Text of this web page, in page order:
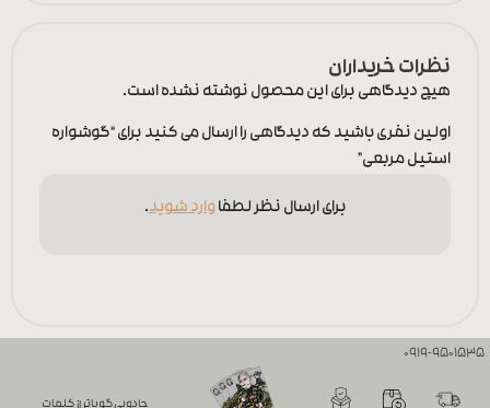
نظرات خریداران
هیچ دیدگاهی برای این محصول نوشته نشده است.
اولین نفری باشید که دیدگاهی را ارسال می کنید برای “گوشواره
استیل مربعی”
برای ارسال نظر لطفاوارد شوید.
0919-9501535